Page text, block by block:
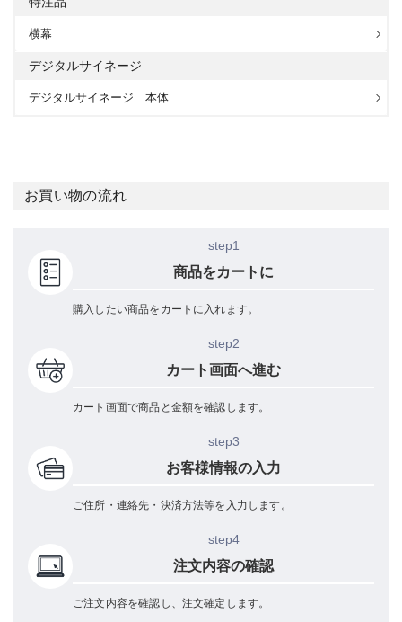
横幕
デジタルサイネージ
デジタルサイネージ 本体
お買い物の流れ
step1
商品をカートに
購入したい商品をカートに入れます。
step2
カート画面へ進む
カート画面で商品と金額を確認します。
step3
お客様情報の入力
ご住所・連絡先・決済方法等を入力します。
step4
注文内容の確認
ご注文内容を確認し、注文確定します。